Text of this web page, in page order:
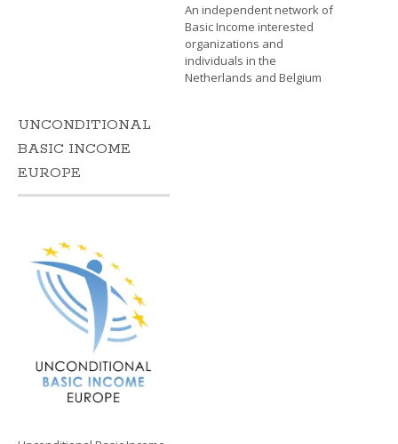
An independent network of
Basic Income interested
organizations and
individuals in the
Netherlands and Belgium
UNCONDITIONAL
BASIC INCOME
EUROPE